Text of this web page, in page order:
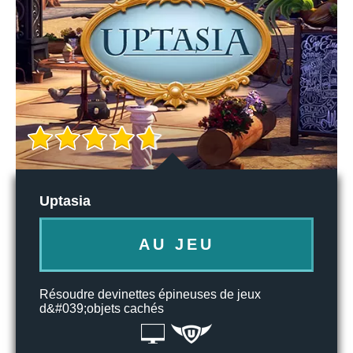
Uptasia
AU JEU
Résoudre devinettes épineuses de jeux
d&#039;objets cachés